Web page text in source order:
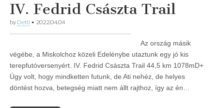
IV. Fedrid Császta Trail
by Detti • 2022.04.04
Az ország másik
végébe, a Miskolchoz közeli Edelénybe utaztunk egy jó kis
terepfutóversenyért. IV. Fedrid Császta Trail 44,5 km 1078mD+
Úgy volt, hogy mindketten futunk, de Ati nehéz, de helyes
döntést hozva, betegség miatt nem állt rajthoz, így az én…